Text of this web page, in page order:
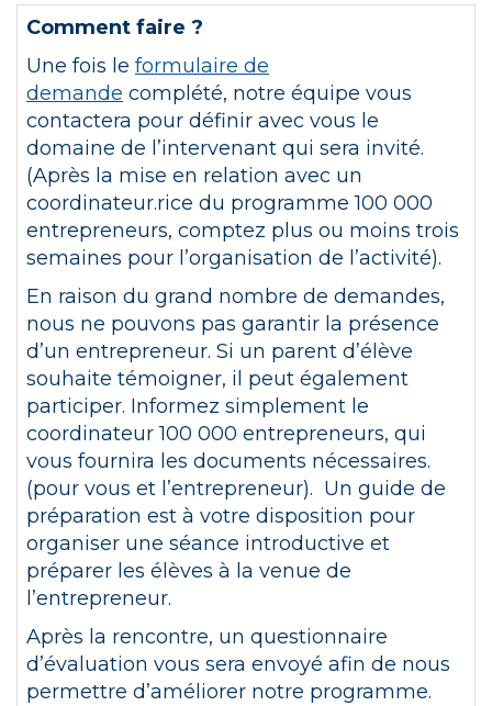
Comment faire ?
Une fois le formulaire de
demande complété, notre équipe vous
contactera pour définir avec vous le
domaine de l’intervenant qui sera invité.
(Après la mise en relation avec un
coordinateur.rice du programme 100 000
entrepreneurs, comptez plus ou moins trois
semaines pour l’organisation de l’activité).
En raison du grand nombre de demandes,
nous ne pouvons pas garantir la présence
d’un entrepreneur. Si un parent d’élève
souhaite témoigner, il peut également
participer. Informez simplement le
coordinateur 100 000 entrepreneurs, qui
vous fournira les documents nécessaires.
(pour vous et l’entrepreneur). Un guide de
préparation est à votre disposition pour
organiser une séance introductive et
préparer les élèves à la venue de
l’entrepreneur.
Après la rencontre, un questionnaire
d’évaluation vous sera envoyé afin de nous
permettre d’améliorer notre programme.